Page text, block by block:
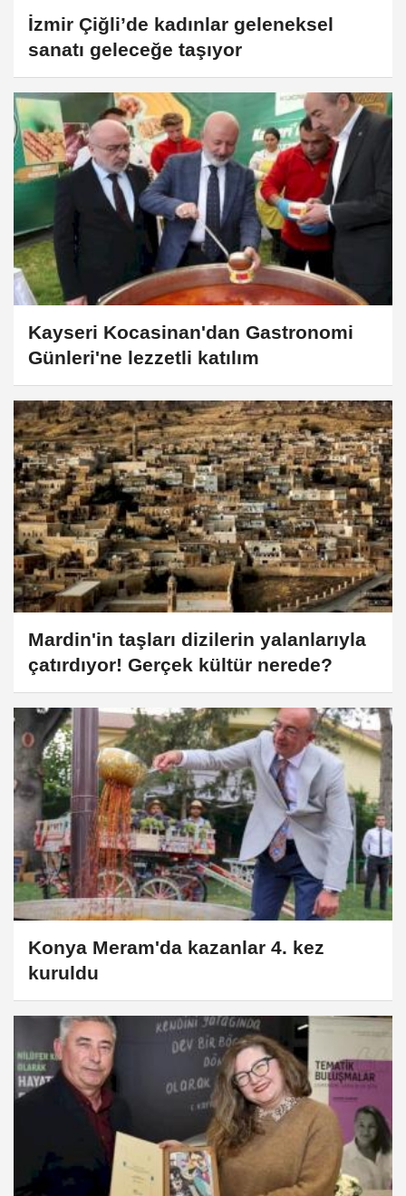
İzmir Çiğli’de kadınlar geleneksel
sanatı geleceğe taşıyor
Kayseri Kocasinan'dan Gastronomi
Günleri'ne lezzetli katılım
Mardin'in taşları dizilerin yalanlarıyla
çatırdıyor! Gerçek kültür nerede?
Konya Meram'da kazanlar 4. kez
kuruldu